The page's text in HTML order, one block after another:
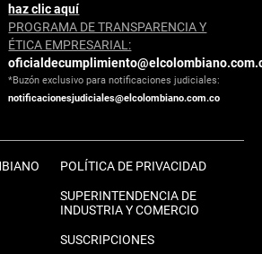
haz clic aquí
PROGRAMA DE TRANSPARENCIA Y
ÉTICA EMPRESARIAL:
*Buzón exclusivo para notificaciones judiciales:
notificacionesjudiciales@elcolombiano.com.co
POLÍTICA DE PRIVACIDAD
SUPERINTENDENCIA DE
INDUSTRIA Y COMERCIO
SUSCRIPCIONES